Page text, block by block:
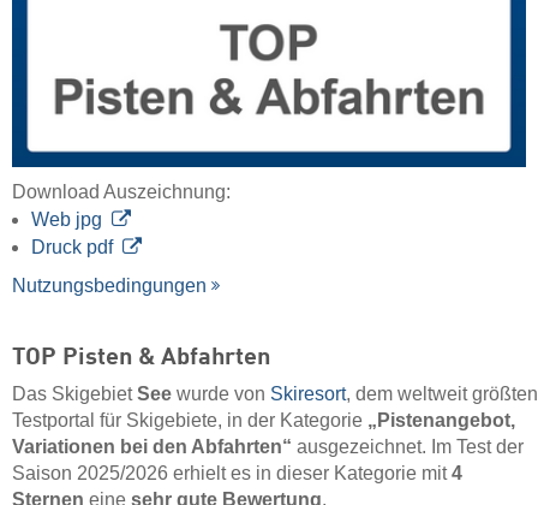
Download Auszeichnung:
Web jpg
Druck pdf
Nutzungsbedingungen
TOP Pisten & Abfahrten
Das SkigebietSee wurde von Skiresort, dem weltweit größten
Testportal für Skigebiete, in der Kategorie „Pistenangebot,
Variationen bei den Abfahrten“ ausgezeichnet. Im Test der
Saison 2025/2026 erhielt es in dieser Kategorie mit4
Sternen eine sehr gute Bewertung.